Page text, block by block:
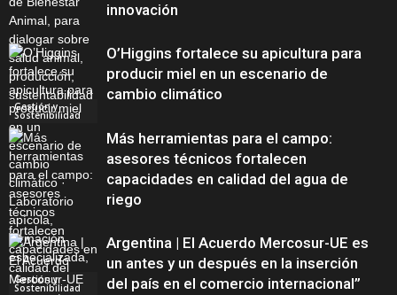
Gestión y
Sostenibilidad
innovación
O’Higgins fortalece su apicultura para
producir miel en un escenario de
cambio climático
Gestión y
Sostenibilidad
Más herramientas para el campo:
asesores técnicos fortalecen
capacidades en calidad del agua de
riego
Argentina | El Acuerdo Mercosur-UE es
un antes y un después en la inserción
del país en el comercio internacional”